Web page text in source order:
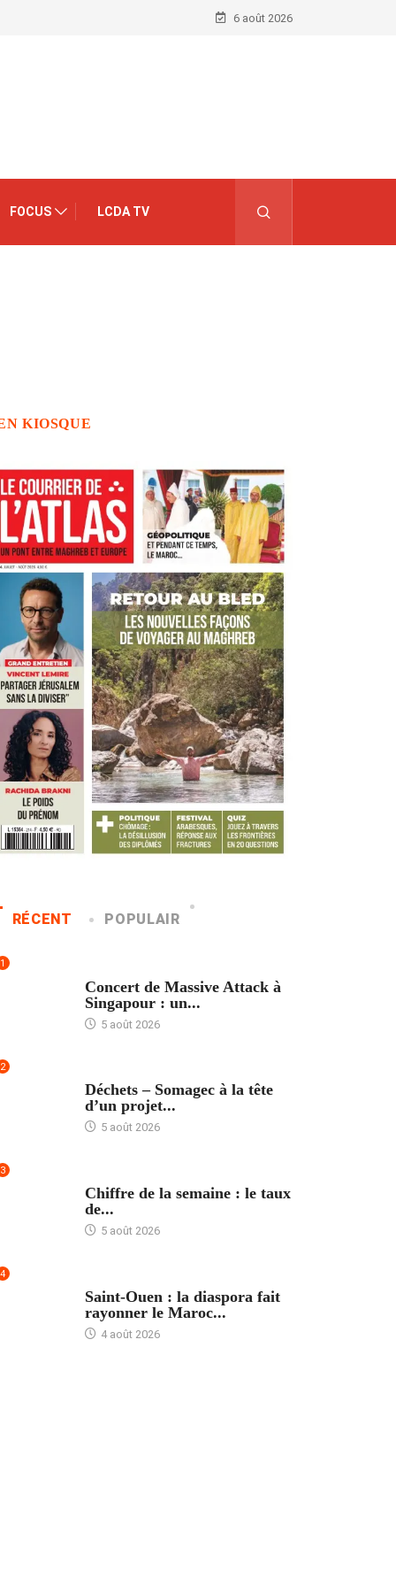
6 août 2026
FOCUS LCDA TV
KIOSQUE
RÉCENT POPULAIR
1
Concert de Massive Attack à
Singapour : un...
5 août 2026
2
Déchets – Somagec à la tête
d’un projet...
5 août 2026
3
Chiffre de la semaine : le taux
de...
5 août 2026
4
Saint-Ouen : la diaspora fait
rayonner le Maroc...
4 août 2026